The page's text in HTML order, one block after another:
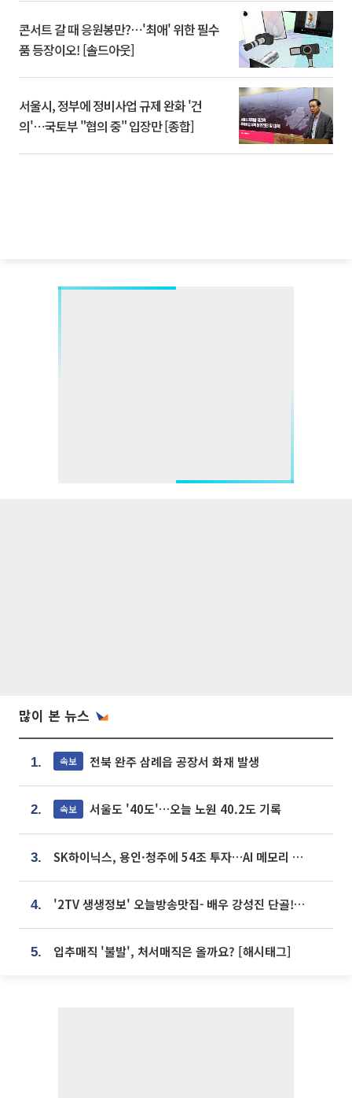
콘서트 갈 때 응원봉만?⋯'최애' 위한 필수
품 등장이오! [솔드아웃]
서울시, 정부에 정비사업 규제 완화 '건
의'⋯국토부 "협의 중" 입장만 [종합]
많이 본 뉴스
1. 속보 전북 완주 삼례읍 공장서 화재 발생
2. 속보 서울도 '40도'…오늘 노원 40.2도 기록
3. SK하이닉스, 용인·청주에 54조 투자…AI 메모리 생산기지 키운다
4. '2TV 생생정보' 오늘방송맛집- 배우 강성진 단골! 쌀국수ㆍ푸팟퐁 커리 맛집 '블○○○'
5. 입추매직 '불발', 처서매직은 올까요? [해시태그]